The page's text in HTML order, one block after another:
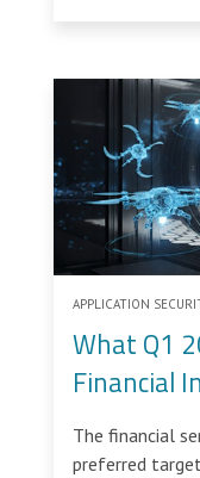
APPLICATION
What Q1
Financial
About the
The financial
preferred